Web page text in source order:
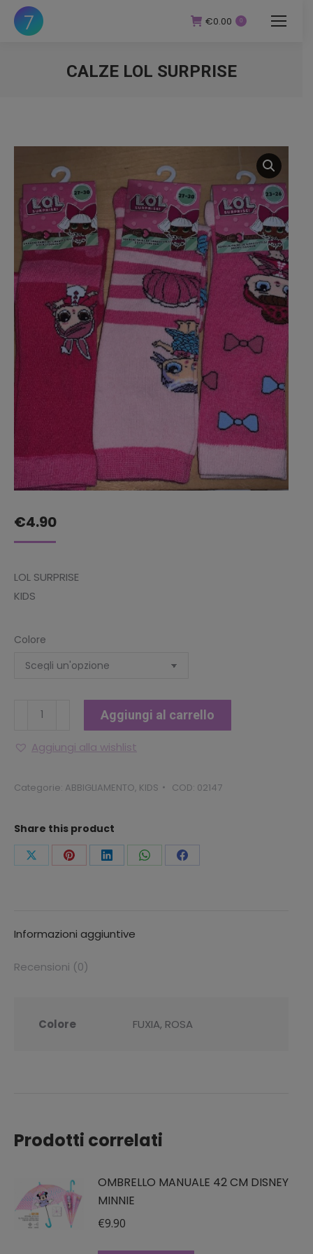
€0.00 0
CALZE LOL SURPRISE
€4.90
LOL SURPRISE
KIDS
Colore
CALZE
SURPRISE
Aggiungi al carrello
Aggiungi alla wishlist
Categorie: ABBIGLIAMENTO, KIDS COD: 02147
Share this product
CondividiCondividiCondividiCondividiCondividi
Informazioni aggiuntive
Recensioni (0)
Colore FUXIA, ROSA
Prodotti correlati
OMBRELLO MANUALE 42 CM DISNEY
MINNIE
€9.90